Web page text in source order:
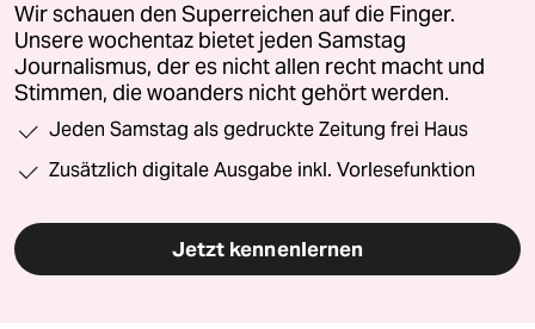
Wir schauen den Superreichen auf die Finger.
Unsere wochentaz bietet jeden Samstag
Journalismus, der es nicht allen recht macht und
Stimmen, die woanders nicht gehört werden.
Jeden Samstag als gedruckte Zeitung frei Haus
Zusätzlich digitale Ausgabe inkl. Vorlesefunktion
Jetzt kennenlernen